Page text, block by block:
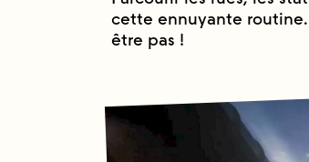
cette ennuyante
être pas !